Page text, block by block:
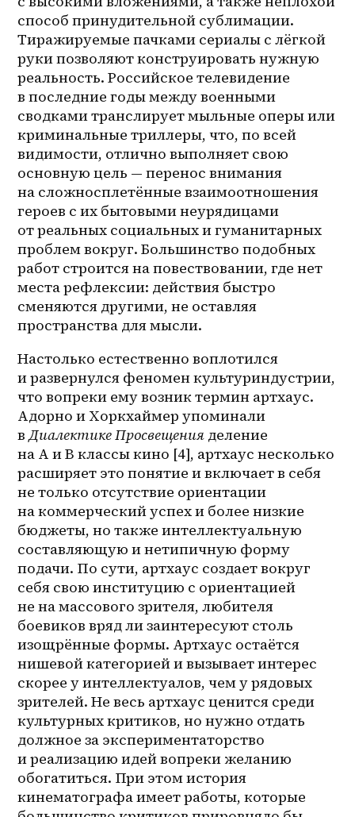
способ принудительной сублимации.
Тиражируемые пачками сериалы с лёгкой
руки позволяют конструировать нужную
реальность. Российское телевидение
в последние годы между военными
сводками транслирует мыльные оперы или
криминальные триллеры, что, по всей
видимости, отлично выполняет свою
основную цель — перенос внимания
на сложносплетённые взаимоотношения
героев с их бытовыми неурядицами
от реальных социальных и гуманитарных
проблем вокруг. Большинство подобных
работ строится на повествовании, где нет
места рефлексии: действия быстро
сменяются другими, не оставляя
пространства для мысли.
Настолько естественно воплотился
и развернулся феномен культуриндустрии,
что вопреки ему возник термин артхаус.
Адорно и Хоркхаймер упоминали
в Диалектике Просвещения деление
на A и B классы кино [4], артхаус несколько
расширяет это понятие и включает в себя
не только отсутствие ориентации
на коммерческий успех и более низкие
бюджеты, но также интеллектуальную
составляющую и нетипичную форму
подачи. По сути, артхаус создает вокруг
себя свою институцию с ориентацией
не на массового зрителя, любителя
боевиков вряд ли заинтересуют столь
изощрённые формы. Артхаус остаётся
нишевой категорией и вызывает интерес
скорее у интеллектуалов, чем у рядовых
зрителей. Не весь артхаус ценится среди
культурных критиков, но нужно отдать
должное за экспериментаторство
и реализацию идей вопреки желанию
обогатиться. При этом история
кинематографа имеет работы, которые